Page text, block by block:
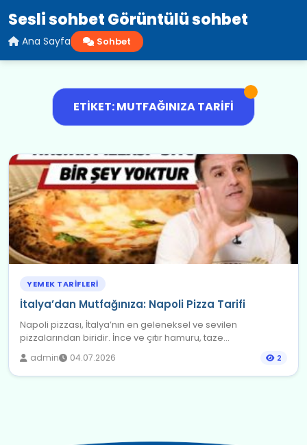
Sesli sohbet Görüntülü sohbet
Ana Sayfa Sohbet
ETIKET: MUTFAĞINIZA TARIFI
YEMEK TARIFLERI
İtalya’dan Mutfağınıza: Napoli Pizza Tarifi
Napoli pizzası, İtalya’nın en geleneksel ve sevilen
pizzalarından biridir. İnce ve çıtır hamuru, taze...
admin 04.07.2026 2